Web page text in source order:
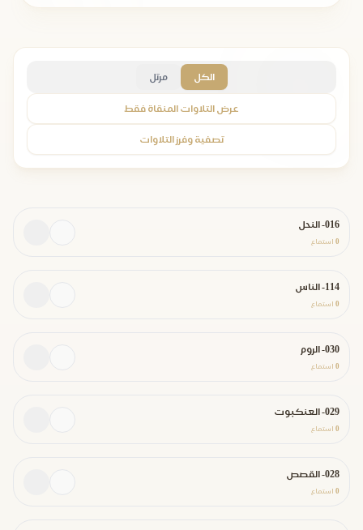
الكل مرتل
عرض التلاوات المنقاة فقط
تصفية وفرز التلاوات
016- النحل
0 استماع
114- الناس
0 استماع
030- الروم
0 استماع
029- العنكبوت
0 استماع
028- القصص
0 استماع